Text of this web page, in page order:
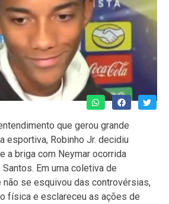
que gerou grande
esportiva, Robinho Jr. decidiu
a briga com Neymar ocorrida
Em uma coletiva de
não se esquivou das controvérsias,
física e esclareceu as ações de